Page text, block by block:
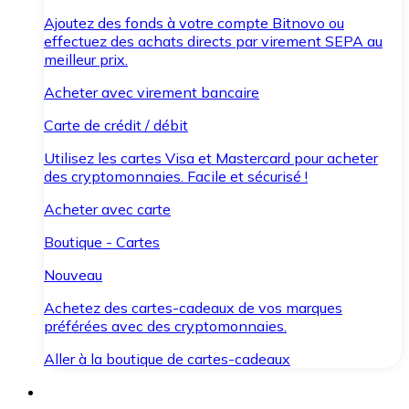
Ajoutez des fonds à votre compte Bitnovo ou
effectuez des achats directs par virement SEPA au
meilleur prix.
Acheter avec virement bancaire
Carte de crédit / débit
Utilisez les cartes Visa et Mastercard pour acheter
des cryptomonnaies. Facile et sécurisé !
Acheter avec carte
Boutique - Cartes
Nouveau
Achetez des cartes-cadeaux de vos marques
préférées avec des cryptomonnaies.
Aller à la boutique de cartes-cadeaux